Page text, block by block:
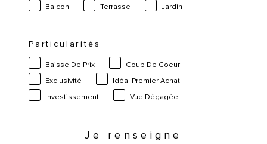
Balcon Terrasse Jardin
Particularités
Baisse De Prix Coup De Coeur
Exclusivité Idéal Premier Achat
Investissement Vue Dégagée
Je renseigne